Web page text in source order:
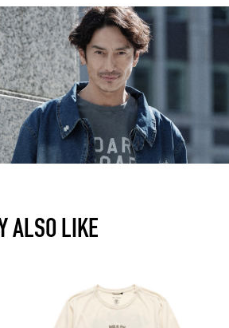
ALSO LIKE